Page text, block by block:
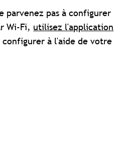
parvenez pas à configurer
Wi-Fi, utilisez l'application
configurer à l'aide de votre